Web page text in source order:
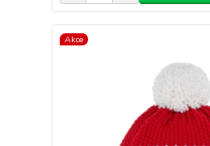
Akce